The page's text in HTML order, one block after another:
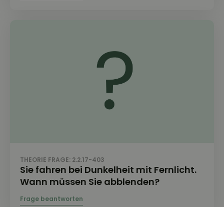
THEORIE FRAGE: 2.2.17-403
Sie fahren bei Dunkelheit mit Fernlicht.
Wann müssen Sie abblenden?